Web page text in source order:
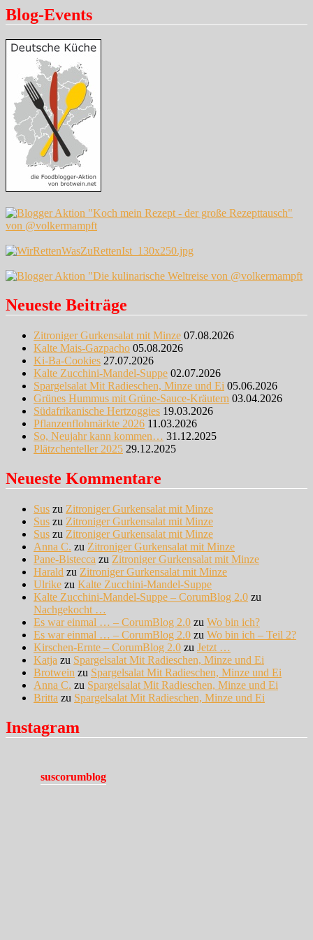
Blog-Events
Neueste Beiträge
Zitroniger Gurkensalat mit Minze 07.08.2026
Kalte Mais-Gazpacho 05.08.2026
Ki-Ba-Cookies 27.07.2026
Kalte Zucchini-Mandel-Suppe 02.07.2026
Spargelsalat Mit Radieschen, Minze und Ei 05.06.2026
Grünes Hummus mit Grüne-Sauce-Kräutern 03.04.2026
Südafrikanische Hertzoggies 19.03.2026
Pflanzenflohmärkte 2026 11.03.2026
So, Neujahr kann kommen… 31.12.2025
Plätzchenteller 2025 29.12.2025
Neueste Kommentare
Sus zu Zitroniger Gurkensalat mit Minze
Sus zu Zitroniger Gurkensalat mit Minze
Sus zu Zitroniger Gurkensalat mit Minze
Anna C. zu Zitroniger Gurkensalat mit Minze
Pane-Bistecca zu Zitroniger Gurkensalat mit Minze
Harald zu Zitroniger Gurkensalat mit Minze
Ulrike zu Kalte Zucchini-Mandel-Suppe
Kalte Zucchini-Mandel-Suppe – CorumBlog 2.0 zu
Nachgekocht …
Es war einmal … – CorumBlog 2.0 zu Wo bin ich?
Es war einmal … – CorumBlog 2.0 zu Wo bin ich – Teil 2?
Kirschen-Ernte – CorumBlog 2.0 zu Jetzt …
Katja zu Spargelsalat Mit Radieschen, Minze und Ei
Brotwein zu Spargelsalat Mit Radieschen, Minze und Ei
Anna C. zu Spargelsalat Mit Radieschen, Minze und Ei
Britta zu Spargelsalat Mit Radieschen, Minze und Ei
Instagram
suscorumblog